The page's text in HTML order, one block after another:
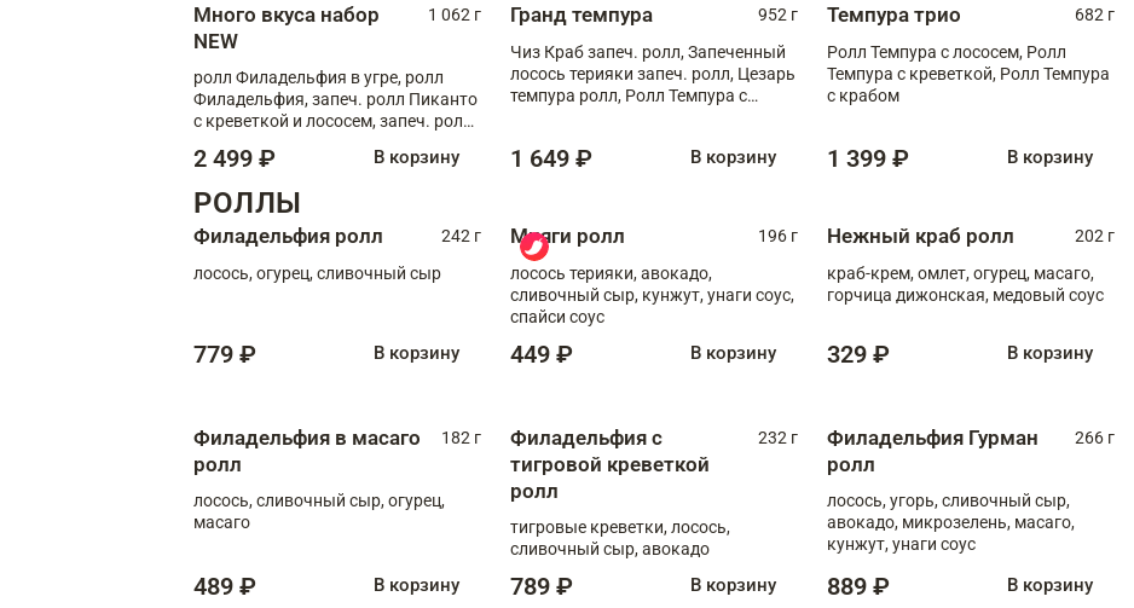
Много вкуса набор
NEW
1 062 г
ролл Филадельфия в угре, ролл
Филадельфия, запеч. ролл Пиканто
с креветкой и лососем, запеч. ролл
2 499 ₽ В корзину
Гранд темпура
952 г
Чиз Краб запеч. ролл, Запеченный
лосось терияки запеч. ролл, Цезарь
темпура ролл, Ролл Темпура с
1 649 ₽ В корзину
Темпура трио
682 г
Ролл Темпура с лососем, Ролл
Темпура с креветкой, Ролл Темпура
с крабом
1 399 ₽ В корзину
РОЛЛЫ
Филадельфия ролл
242 г
лосось, огурец, сливочный сыр
779 ₽ В корзину
Мияги ролл
196 г
лосось терияки, авокадо,
сливочный сыр, кунжут, унаги соус,
спайси соус
449 ₽ В корзину
Нежный краб ролл
202 г
краб-крем, омлет, огурец, масаго,
горчица дижонская, медовый соус
329 ₽ В корзину
Филадельфия в масаго
ролл
182 г
лосось, сливочный сыр, огурец,
масаго
489 ₽ В корзину
Филадельфия с
тигровой креветкой
ролл
232 г
тигровые креветки, лосось,
сливочный сыр, авокадо
789 ₽ В корзину
Филадельфия Гурман
ролл
266 г
лосось, угорь, сливочный сыр,
авокадо, микрозелень, масаго,
кунжут, унаги соус
889 ₽ В корзину